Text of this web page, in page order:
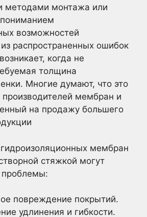
методами монтажа или
возможностей
распространенных ошибок
когда не
толщина
Многие думают, что это
мембран и
на продажу большего
мембран
стяжкой могут
проблемы:
повреждение покрытий.
удлинения и гибкости.